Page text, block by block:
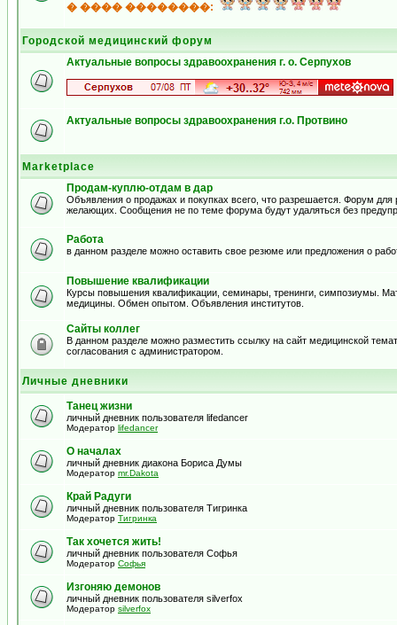
� ���� ��������:
Городской медицинский форум
Актуальные вопросы здравоохранения г. о. Серпухов
Актуальные вопросы здравоохранения г.о. Протвино
Marketplace
Продам-куплю-отдам в дар
Объявления о продажах и покупках всего, что разрешается. Форум
желающих. Сообщения не по теме форума будут удаляться без
Работа
в данном разделе можно оставить свое резюме или предложения о
Повышение квалификации
Курсы повышения квалификации, семинары, тренинги, симпозиумы.
медицины. Обмен опытом. Объявления институтов.
Сайты коллег
В данном разделе можно разместить ссылку на сайт медицинской
согласования с администратором.
Личные дневники
Танец жизни
личный дневник пользователя lifedancer
Модератор lifedancer
О началах
личный дневник диакона Бориса Думы
Модератор mr.Dakota
Край Радуги
личный дневник пользователя Тигринка
Модератор Тигринка
Так хочется жить!
личный дневник пользователя Софья
Модератор Софья
Изгоняю демонов
личный дневник пользователя silverfox
Модератор silverfox